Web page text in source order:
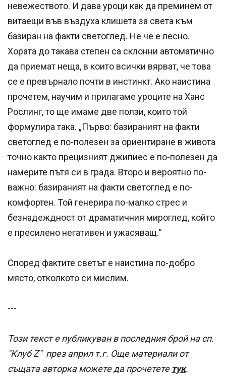
невежеството. И дава уроци как да преминем от
витаещи във въздуха клишета за света към
базиран на факти светоглед. Не че е лесно.
Хората до такава степен са склонни автоматично
да приемат неща, в които всички вярват, че това
се е превърнало почти в инстинкт. Ако наистина
прочетем, научим и прилагаме уроците на Ханс
Рослинг, то ще имаме две ползи, които той
формулира така. „Първо: базираният на факти
светоглед е по-полезен за ориентиране в живота
точно както прецизният джипиес е по-полезен да
намерите пътя си в града. Второ и вероятно по-
важно: базираният на факти светоглед е по-
комфортен. Той генерира по-малко стрес и
безнадеждност от драматичния мироглед, който
е пресилено негативен и ужасяващ.“
Според фактите светът е наистина по-добро
място, отколкото си мислим.
---
Този текст е публикуван в последния брой на сп.
"Клуб Z" през април т.г. Още материали от
същата авторка можете да прочетете тук.